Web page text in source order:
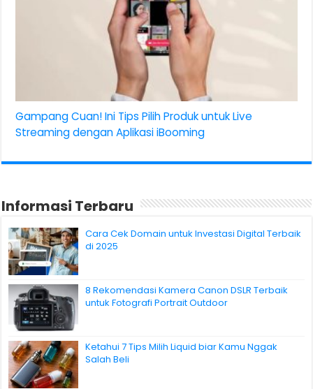
Gampang Cuan! Ini Tips Pilih Produk untuk Live
Streaming dengan Aplikasi iBooming
Informasi Terbaru
Cara Cek Domain untuk Investasi Digital Terbaik
di 2025
8 Rekomendasi Kamera Canon DSLR Terbaik
untuk Fotografi Portrait Outdoor
Ketahui 7 Tips Milih Liquid biar Kamu Nggak
Salah Beli